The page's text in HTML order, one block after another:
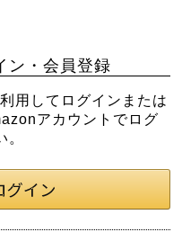
ン・会員登録
用してログインまたは
アカウントでログ